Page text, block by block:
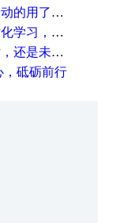
年才知道！
篇就够了！
幕后英雄？
，砥砺前行